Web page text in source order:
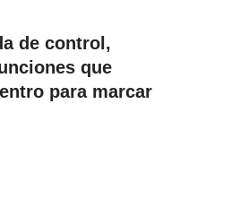
de control,
que
para marcar